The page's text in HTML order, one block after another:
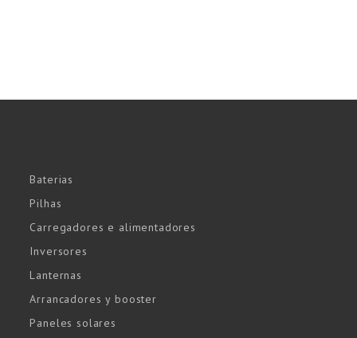
Baterias
Pilhas
Carregadores e alimentadores
Inversores
Lanternas
Arrancadores y booster
Paneles solares